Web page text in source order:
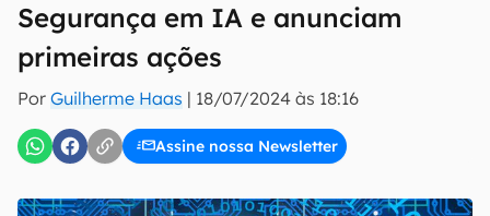
Segurança em IA e anunciam
primeiras ações
Por Guilherme Haas | 18/07/2024 às 18:16
Assine nossa Newsletter
E-mail
inscreva-se
Uso e Política de Privacidade do Canaltech.